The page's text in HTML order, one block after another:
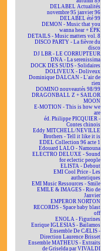
DELABEL Actualités
novembre 95 janvier 96
DELABEL été 99
DEMON - Music that you
wanna hear + EPK
DETAILS - Music matters vol. 8
DISCO PARTY - La fièvre du
disco
DJ LBR - LE CORRUPTEUR
DNA - La serenissima
DOCK DES SUDS - Solidaires
DOLIVEUX - Doliveux
Dominique DALCAN - L'air de
rien
DOMINO nouveautés 98/99
DRAGONBALL Z + SAILOR
MOON
E-MOTION - This is how we
are
éd. Philippe PICQUIER -
Contes chinois
Eddy MITCHELL/NEVILLE
Brothers - Tell it like it is
EDEL Collection 96 acte 1
Edouard LALO - Namouna
ELECTRO DELUXE - Sound
for eclectic people
ELISTA - Debout
EMI Cool Price - Les
authentiques
EMI Music Ressources - Smile
EMILE & IMAGES - Rio de
Janvier
EMPEROR NORTON
RECORDS - Space baby blast
off
ENOLA - Figurines
Enrique IGLESIAS - Bailamos
Ensemble De CÆLIS -
Direction Laurence Brisset
Ensemble MATHEUS - Extraits
de Griselda par VIVALDI